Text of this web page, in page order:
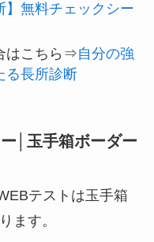
】無料チェックシー
はこちら⇒自分の強
る長所診断
│玉手箱ボーダー
テストは玉手箱
ます。